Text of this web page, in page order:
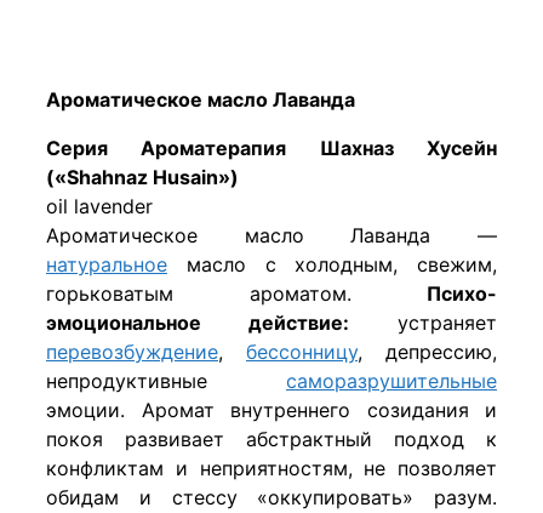
Ароматическое масло Лаванда
Серия Ароматерапия Шахназ Хусейн
(«Shahnaz Husain»)
oil lavender
Ароматическое масло Лаванда —
натуральное масло с холодным, свежим,
горьковатым ароматом. Психо-
эмоциональное действие: устраняет
перевозбуждение, бессонницу, депрессию,
непродуктивные саморазрушительные
эмоции. Аромат внутреннего созидания и
покоя развивает абстрактный подход к
конфликтам и неприятностям, не позволяет
обидам и стессу «оккупировать» разум.